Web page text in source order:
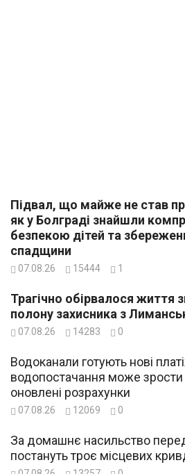
Підвал, що майже не став
як у Болграді знайшли
безпекою дітей та
спадщини
07.08.26 15444 1
Трагічно обірвалося життя
полону захисника з
07.08.26 14283 0
Водоканали готують нові
водопостачання може зрости
оновлені розрахунки
07.08.26 12069 0
За домашнє насильство
постануть троє місцевих